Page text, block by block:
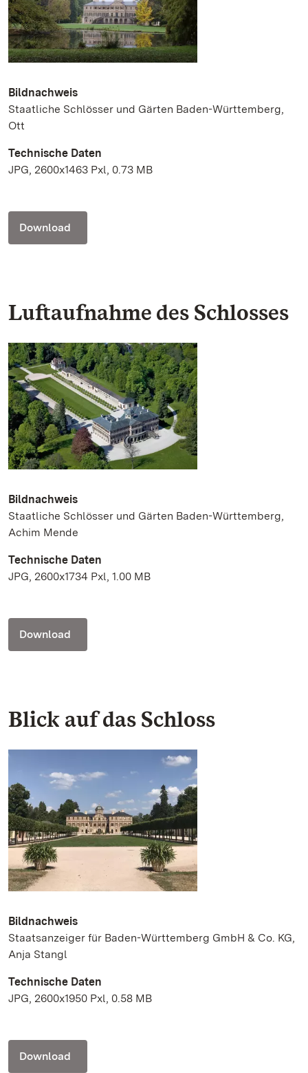
Bildnachweis
Staatliche Schlösser und Gärten Baden-Württemberg,
Ott
Technische Daten
JPG, 2600x1463 Pxl, 0.73 MB
Download
Luftaufnahme des Schlosses
Bildnachweis
Staatliche Schlösser und Gärten Baden-Württemberg,
Achim Mende
Technische Daten
JPG, 2600x1734 Pxl, 1.00 MB
Download
Blick auf das Schloss
Bildnachweis
Staatsanzeiger für Baden-Württemberg GmbH & Co. KG,
Anja Stangl
Technische Daten
JPG, 2600x1950 Pxl, 0.58 MB
Download